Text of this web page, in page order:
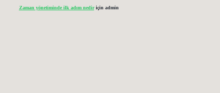
Zaman yönetiminde ilk adım nediriçin admin